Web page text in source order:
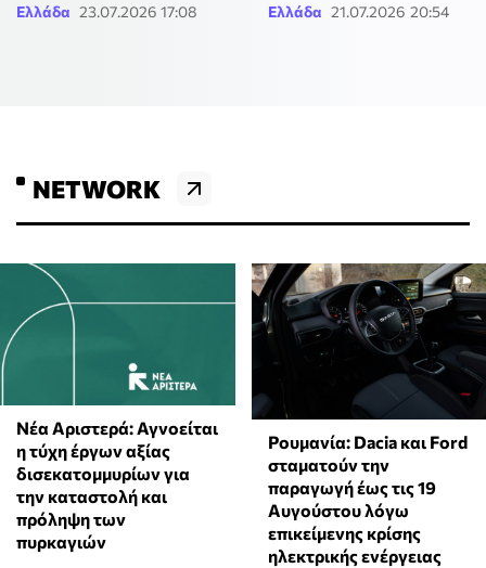
Ελλάδα 23.07.2026 17:08 Ελλάδα 21.07.2026 20:54
NETWORK
Νέα Αριστερά: Αγνοείται
η τύχη έργων αξίας
δισεκατομμυρίων για
την καταστολή και
πρόληψη των
πυρκαγιών
Ρουμανία: Dacia και⁠ Ford
σταματούν την
παραγωγή έως τις 19
Αυγούστου λόγω
επικείμενης κρίσης
ηλεκτρικής ενέργειας